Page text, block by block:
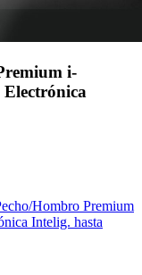
i-
Electrónica
Hombro Premium
Intelig. hasta